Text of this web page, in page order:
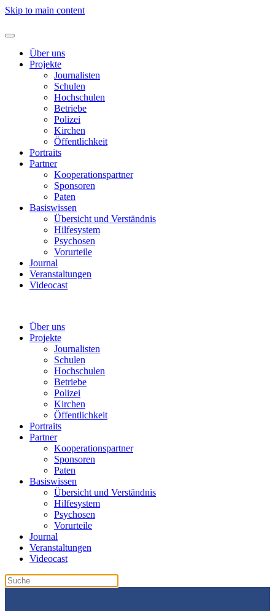
Skip to main content
Über uns
Projekte
Journalisten
Schulen
Hochschulen
Betriebe
Polizei
Kirchen
Öffentlichkeit
Portraits
Partner
Kooperationspartner
Sponsoren
Paten
Basiswissen
Übersicht und Verständnis
Hilfesystem
Psychosen
Vorurteile
Journal
Veranstaltungen
Videocast
Über uns
Projekte
Journalisten
Schulen
Hochschulen
Betriebe
Polizei
Kirchen
Öffentlichkeit
Portraits
Partner
Kooperationspartner
Sponsoren
Paten
Basiswissen
Übersicht und Verständnis
Hilfesystem
Psychosen
Vorurteile
Journal
Veranstaltungen
Videocast